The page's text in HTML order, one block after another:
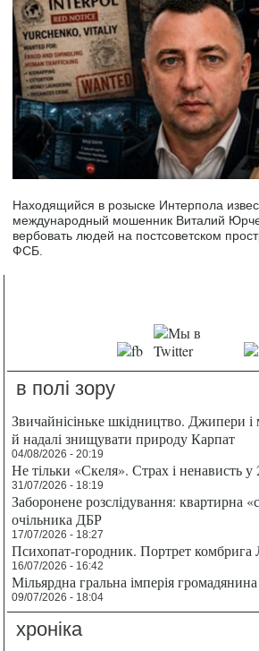
Находящийся в розыске Интерпола
международный мошенник Виталий
вербовать людей на постсоветском
ФСБ.
в полі зору
Звичайнісіньке шкідництво. Джипери і
й надалі знищувати природу Карпат
04/08/2026 - 20:19
Не тільки «Скеля». Страх і
31/07/2026 - 18:19
Заборонене розслідування: квартирна
очільника ДБР
17/07/2026 - 18:27
Психопат-городник. Портрет комбрига
16/07/2026 - 16:42
Мільярдна гральна імперія
09/07/2026 - 18:04
хроніка